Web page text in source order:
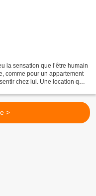
la sensation que l’être humain
comme pour un appartement
chez lui. Une location qui
>